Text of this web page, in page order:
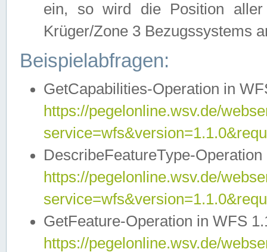
ein, so wird die Position
Krüger/Zone 3 Bezugssystems
Beispielabfragen:
GetCapabilities-Operation in
https://pegelonline.wsv.de/
DescribeFeatureType-
https://pegelonline.wsv.de/
GetFeature-Operation in WFS
https://pegelonline.wsv.de/